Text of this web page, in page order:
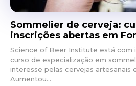
Sommelier de cerveja:
inscrições abertas em
Science of Beer Institute está com
curso de especialização em
interesse pelas cervejas artesanais
Aumentou...